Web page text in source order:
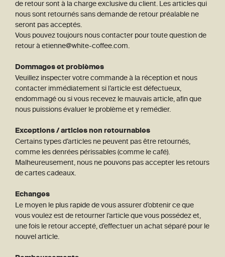
de retour sont à la charge exclusive du client. Les articles qui
nous sont retournés sans demande de retour préalable ne
seront pas acceptés.
Vous pouvez toujours nous contacter pour toute question de
retour à etienne@white-coffee.com.
Dommages et problèmes
Veuillez inspecter votre commande à la réception et nous
contacter immédiatement si l’article est défectueux,
endommagé ou si vous recevez le mauvais article, afin que
nous puissions évaluer le problème et y remédier.
Exceptions / articles non retournables
Certains types d’articles ne peuvent pas être retournés,
comme les denrées périssables (comme le café).
Malheureusement, nous ne pouvons pas accepter les retours
de cartes cadeaux.
Echanges
Le moyen le plus rapide de vous assurer d’obtenir ce que
vous voulez est de retourner l’article que vous possédez et,
une fois le retour accepté, d’effectuer un achat séparé pour le
nouvel article.